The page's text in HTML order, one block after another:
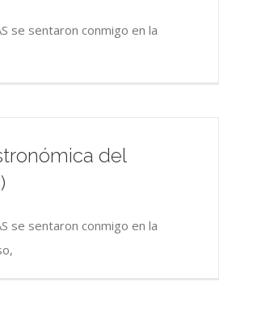
se sentaron conmigo en la
del
se sentaron conmigo en la